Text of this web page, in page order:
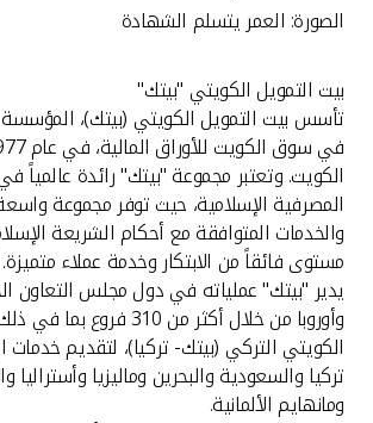
الصورة: العمر يتسلم الشهادة
بيت التمويل الكويتي "بيتك"
تأسس بيت التمويل الكويتي (بيتك)، المؤسسة
الكويت. وتعتبر مجموعة "بيتك" رائدة عالمياً
المصرفية الإسلامية، حيث توفر مجموعة
والخدمات المتوافقة مع أحكام الشريعة
مستوى فائقاً من الابتكار وخدمة عملاء متميزة.
يدير "بيتك" عملياته في دول مجلس التعاون
وأوروبا من خلال أكثر من 310
الكويتي التركي (بيتك- تركيا)، لتقديم خدمات
تركيا والسعودية والبحرين وماليزيا وأستراليا
ومانهايم الألمانية.